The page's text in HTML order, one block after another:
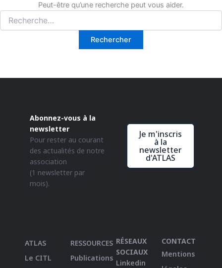
Peut-être qu’une recherche peut vous aider.
Abonnez-vous à la
newsletter
Pour rester au courant
des actualités de notre
association
(1 newsletter par
mois).
Je m'inscris
à la
newsletter
d'ATLAS
ATLAS
Le CITL
RESSOURCES
Publications
RÉSEAUX
SOCIAUX
Linkedin
CONTACT
Mentions